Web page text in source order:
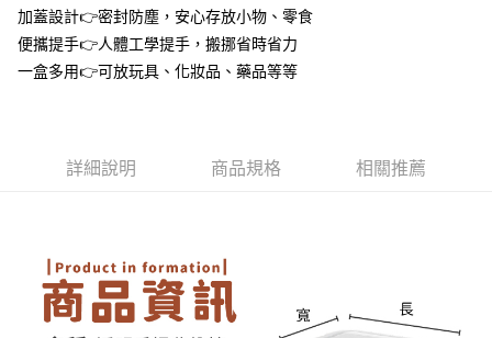
※ 交易是否成功請以「AFTEE先享後付 」之結帳頁面顯示為準，若有關於
客戶支援中心」https://netprotections.freshdesk.com/support/home
２．關於個人資料處理事宜，請瀏覽以下網址：
４．使用「AFTEE先享後付」時，將依據個別帳號之用戶狀況，依本公司即
時審查核予不同之上限額度；若仍有額度不足之情形，本公司將視審查結果
請求用戶進行身份認證。
５．嚴禁一人註冊多個帳號或使用他人資訊註冊。若發現惡意使用之情形，
付款後7-11取貨
每筆NT$60，滿NT$399(含以上)免運費
宅配
加蓋設計👉密封防塵，安心存放小物、零食
便攜提手👉人體工學提手，搬挪省時省力
一盒多用👉可放玩具、化妝品、藥品等等
詳細說明 商品規格 相關推薦